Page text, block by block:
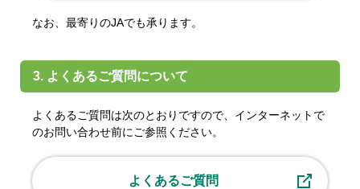
なお、最寄りのJAでも承ります。
3. よくあるご質問について
よくあるご質問は次のとおりですので、インターネットで
のお問い合わせ前にご参照ください。
よくあるご質問